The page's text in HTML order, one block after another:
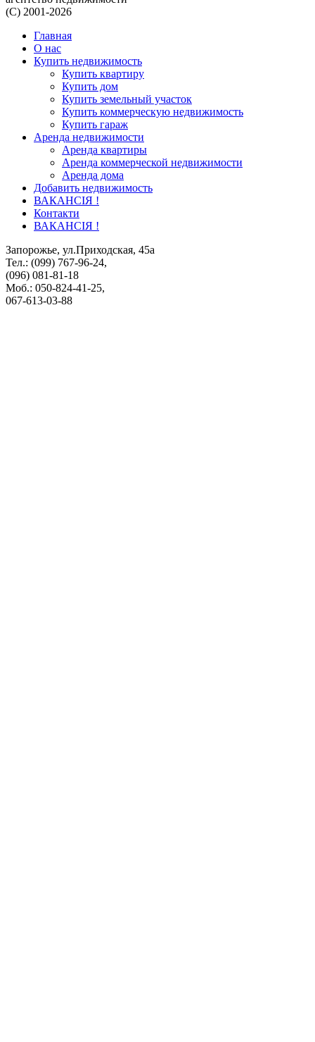
(C) 2001-2026
Главная
О нас
Купить недвижимость
Купить квартиру
Купить дом
Купить земельный участок
Купить коммерческую недвижимость
Купить гараж
Аренда недвижимости
Аренда квартиры
Аренда коммерческой недвижимости
Аренда дома
Добавить недвижимость
ВАКАНСІЯ !
Контакти
ВАКАНСІЯ !
Запорожье, ул.Приходская, 45а
Тел.: (099) 767-96-24,
(096) 081-81-18
Моб.: 050-824-41-25,
067-613-03-88